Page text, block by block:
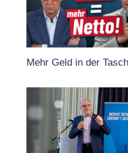
Mehr Geld in der